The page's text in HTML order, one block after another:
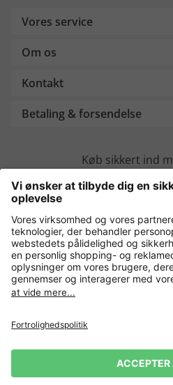
Vores service
Om os
Kontakt
Betaling & forsendelse
Køb sikkert ind
Flere webshops
Danmark
Gør brug af fortrydelsesret
Cookie-